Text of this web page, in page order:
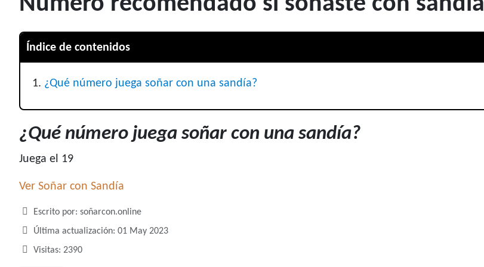
Índice de contenidos
¿Qué número juega soñar con una sandía?
¿Qué número juega soñar con una sandía?
Juega el 19
Ver Soñar con Sandía
Detalles
Escrito por: soñarcon.online
Última actualización: 01 May 2023
Visitas: 2390